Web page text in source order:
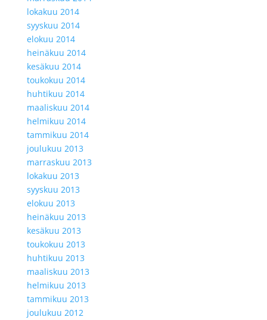
lokakuu 2014
syyskuu 2014
elokuu 2014
heinäkuu 2014
kesäkuu 2014
toukokuu 2014
huhtikuu 2014
maaliskuu 2014
helmikuu 2014
tammikuu 2014
joulukuu 2013
marraskuu 2013
lokakuu 2013
syyskuu 2013
elokuu 2013
heinäkuu 2013
kesäkuu 2013
toukokuu 2013
huhtikuu 2013
maaliskuu 2013
helmikuu 2013
tammikuu 2013
joulukuu 2012